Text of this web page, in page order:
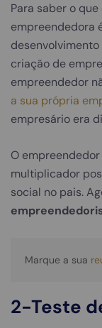
Para saber o
empreendedora
criação de
empreendedor
a sua própria
empresário era
O
multiplicador
social no pais.
Marque a sua
2-Teste